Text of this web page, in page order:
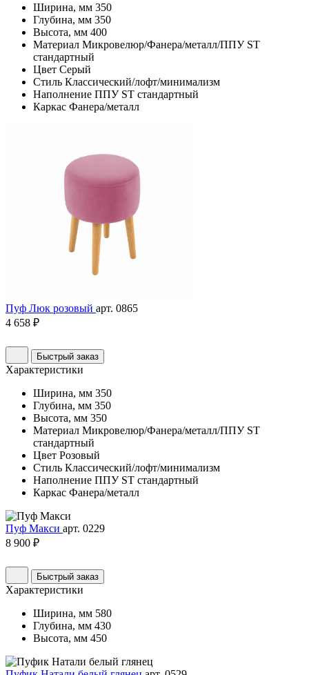
Ширина, мм 350
Глубина, мм 350
Высота, мм 400
Материал Микровелюр/Фанера/металл/ППУ ST
стандартный
Цвет Серый
Стиль Классический/лофт/минимализм
Наполнение ППУ ST стандартный
Каркас Фанера/металл
Пуф Люк розовый арт. 0865
4 658 ₽
Быстрый заказ
Характеристики
Ширина, мм 350
Глубина, мм 350
Высота, мм 350
Материал Микровелюр/Фанера/металл/ППУ ST
стандартный
Цвет Розовый
Стиль Классический/лофт/минимализм
Наполнение ППУ ST стандартный
Каркас Фанера/металл
Пуф Макси арт. 0229
8 900 ₽
Быстрый заказ
Характеристики
Ширина, мм 580
Глубина, мм 430
Высота, мм 450